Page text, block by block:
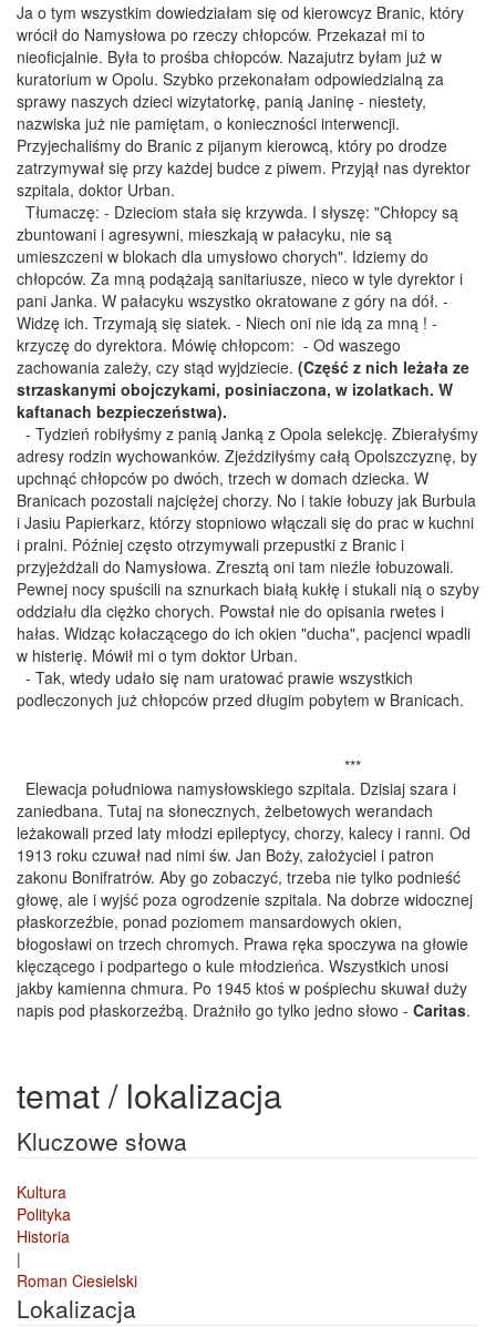
Ja o tym wszystkim dowiedziałam się od kierowcyz Branic, który
wrócił do Namysłowa po rzeczy chłopców. Przekazał mi to
nieoficjalnie. Była to prośba chłopców. Nazajutrz byłam już w
kuratorium w Opolu. Szybko przekonałam odpowiedzialną za
sprawy naszych dzieci wizytatorkę, panią Janinę - niestety,
nazwiska już nie pamiętam, o konieczności interwencji.
Przyjechaliśmy do Branic z pijanym kierowcą, który po drodze
zatrzymywał się przy każdej budce z piwem. Przyjął nas dyrektor
szpitala, doktor Urban.
Tłumaczę: - Dzieciom stała się krzywda. I słyszę: "Chłopcy są
zbuntowani i agresywni, mieszkają w pałacyku, nie są
umieszczeni w blokach dla umysłowo chorych". Idziemy do
chłopców. Za mną podążają sanitariusze, nieco w tyle dyrektor i
pani Janka. W pałacyku wszystko okratowane z góry na dół. -
Widzę ich. Trzymają się siatek. - Niech oni nie idą za mną ! -
krzyczę do dyrektora. Mówię chłopcom: - Od waszego
zachowania zależy, czy stąd wyjdziecie. (Część z nich leżała ze
strzaskanymi obojczykami, posiniaczona, w izolatkach. W
kaftanach bezpieczeństwa).
- Tydzień robiłyśmy z panią Janką z Opola selekcję. Zbierałyśmy
adresy rodzin wychowanków. Zjeździłyśmy całą Opolszczyznę, by
upchnąć chłopców po dwóch, trzech w domach dziecka. W
Branicach pozostali najciężej chorzy. No i takie łobuzy jak Burbula
i Jasiu Papierkarz, którzy stopniowo włączali się do prac w kuchni
i pralni. Później często otrzymywali przepustki z Branic i
przyjeżdżali do Namysłowa. Zresztą oni tam nieźle łobuzowali.
Pewnej nocy spuścili na sznurkach białą kukłę i stukali nią o szyby
oddziału dla ciężko chorych. Powstał nie do opisania rwetes i
hałas. Widząc kołaczącego do ich okien "ducha", pacjenci wpadli
w histerię. Mówił mi o tym doktor Urban.
- Tak, wtedy udało się nam uratować prawie wszystkich
podleczonych już chłopców przed długim pobytem w Branicach.
***
Elewacja południowa namysłowskiego szpitala. Dzisiaj szara i
zaniedbana. Tutaj na słonecznych, żelbetowych werandach
leżakowali przed laty młodzi epileptycy, chorzy, kalecy i ranni. Od
1913 roku czuwał nad nimi św. Jan Boży, założyciel i patron
zakonu Bonifratrów. Aby go zobaczyć, trzeba nie tylko podnieść
głowę, ale i wyjść poza ogrodzenie szpitala. Na dobrze widocznej
płaskorzeźbie, ponad poziomem mansardowych okien,
błogosławi on trzech chromych. Prawa ręka spoczywa na głowie
klęczącego i podpartego o kule młodzieńca. Wszystkich unosi
jakby kamienna chmura. Po 1945 ktoś w pośpiechu skuwał duży
napis pod płaskorzeźbą. Drażniło go tylko jedno słowo - Caritas.
temat / lokalizacja
Kluczowe słowa
Kultura
Polityka
Historia
|
Roman Ciesielski
Lokalizacja